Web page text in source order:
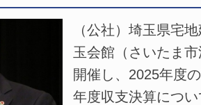
（公社）埼玉県宅
玉会館（さいたま
開催し、2025年度
年度収支決算につい